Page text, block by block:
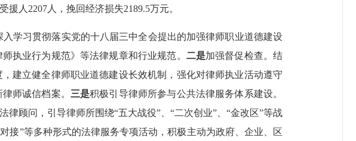
援人 2207 人，挽回经济损失2189.5万元。
学习贯彻落实党的十八届三中全会提出的加强律师职业道德建设
执业行为规范》等法律规章和行业规范。 二是加强督促检查。结
建立健全律师职业道德建设长效机制，强化对律师执业活动遵守
师诚信档案。 三是积极引导律师所参与公共法律服务体系建设。
顾问，引导律师所围绕“五大战役”、“二次创业”、“金改区”等战
接”等多种形式的法律服务专项活动，积极主动为政府、企业、区